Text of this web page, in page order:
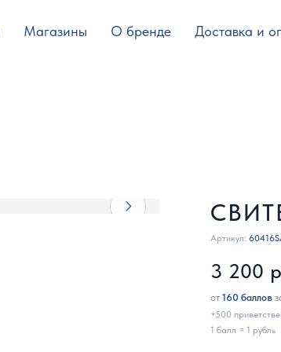
Магазины О бренде Доставка и
Артикул:
3 200
от 160 баллов
+500
1 балл = 1 рубль